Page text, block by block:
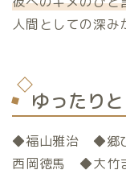
人間としての深み
ゆったり
◆福山雅治 ◆
西岡徳馬 ◆大竹